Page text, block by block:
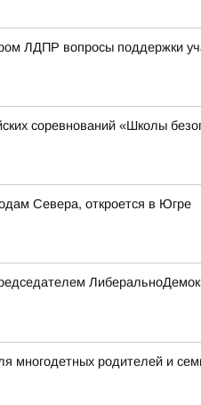
ЛДПР вопросы поддержки
соревнований «Школы
Севера, откроется в Югре
многодетных родителей и